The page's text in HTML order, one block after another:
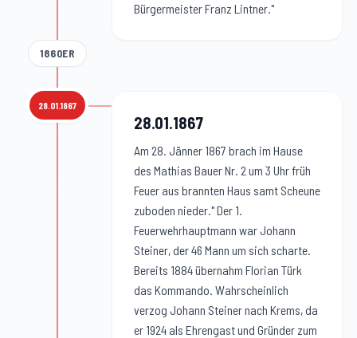
Bürgermeister Franz Lintner."
1860ER
28.01.1867
28.01.1867:
28.01.1867
Am 28. Jänner 1867 brach im Hause
des Mathias Bauer Nr. 2 um 3 Uhr früh
Feuer aus brannten Haus samt Scheune
zuboden nieder." Der 1.
Feuerwehrhauptmann war Johann
Steiner, der 46 Mann um sich scharte.
Bereits 1884 übernahm Florian Türk
das Kommando. Wahrscheinlich
verzog Johann Steiner nach Krems, da
er 1924 als Ehrengast und Gründer zum